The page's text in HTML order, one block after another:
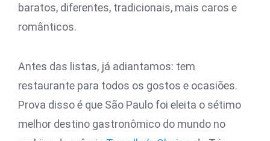
baratos, diferentes, tradicionais, mais caros e
românticos.
Antes das listas, já adiantamos: tem
restaurante para todos os gostos e ocasiões.
Prova disso é que São Paulo foi eleita o sétimo
melhor destino gastronômico do mundo no